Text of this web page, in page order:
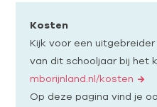
Kosten
Kijk voor een
van dit schooljaar bij het
mborijnland.nl/kosten
Op deze pagina vind je